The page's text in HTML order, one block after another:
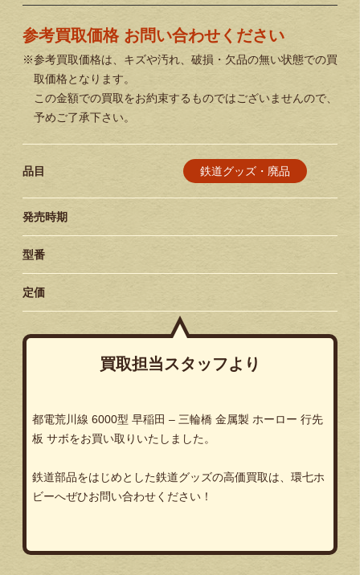
参考買取価格 お問い合わせください
※参考買取価格は、キズや汚れ、破損・欠品の無い状態での買
取価格となります。
この金額での買取をお約束するものではございませんので、
予めご了承下さい。
品目 鉄道グッズ・廃品
発売時期
型番
定価
買取担当スタッフより
都電荒川線 6000型 早稲田 – 三輪橋 金属製 ホーロー 行先
板 サボをお買い取りいたしました。
鉄道部品をはじめとした鉄道グッズの高価買取は、環七ホ
ビーへぜひお問い合わせください！